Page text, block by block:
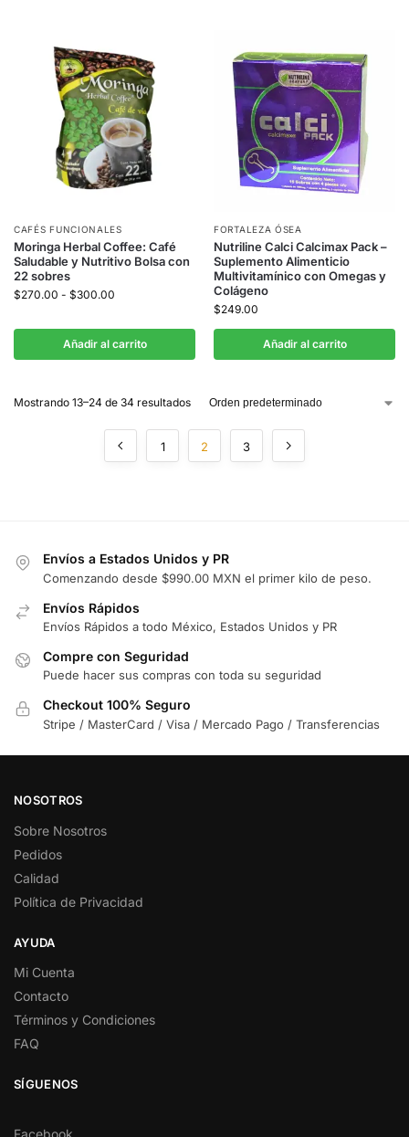
CAFÉS FUNCIONALES
Moringa Herbal Coffee: Café
Saludable y Nutritivo Bolsa con
22 sobres
$270.00 - $300.00
Añadir al carrito
FORTALEZA ÓSEA
Nutriline Calci Calcimax Pack –
Suplemento Alimenticio
Multivitamínico con Omegas y
Colágeno
$249.00
Añadir al carrito
Mostrando 13–24 de 34 resultados
1 2 3
Envíos a Estados Unidos y PR
Comenzando desde $990.00 MXN el primer kilo de peso.
Envíos Rápidos
Envíos Rápidos a todo México, Estados Unidos y PR
Compre con Seguridad
Puede hacer sus compras con toda su seguridad
Checkout 100% Seguro
Stripe / MasterCard / Visa / Mercado Pago / Transferencias
NOSOTROS
Sobre Nosotros
Pedidos
Calidad
Política de Privacidad
AYUDA
Mi Cuenta
Contacto
Términos y Condiciones
FAQ
SÍGUENOS
Facebook